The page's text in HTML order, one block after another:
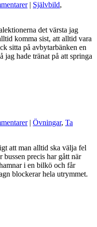
| Självbild,
det värsta jag
komma sist, att alltid vara
sitta på avbytarbänken en
hade tränat på att springa
| Övningar, Ta
att man alltid ska välja fel
precis har gått när
i en bilkö och får
blockerar hela utrymmet.